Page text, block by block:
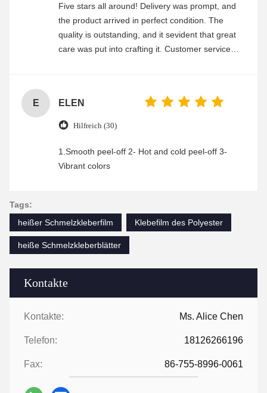
Kontakte
Kontakte: Ms. Alice Chen
Telefon: 18126266196
Fax: 86-755-8996-0061
Five stars all around! Delivery was prompt, and
the product arrived in perfect condition. The
quality is outstanding, and it sevident that great
care was put into crafting it. Customer service
E ELEN
Hilfreich (30)
1.Smooth peel-off 2- Hot and cold peel-off 3-
Vibrant colors
Tags:
heißer Schmelzkleberfilm
Klebefilm des Polyester
heiße Schmelzkleberblätter